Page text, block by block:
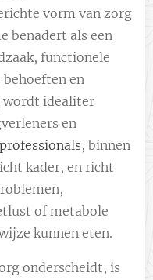
vorm van zorg
benadert als een
functionele
en
wordt idealiter
en
, binnen
kader, en richt
of metabole
kunnen eten.
onderscheidt, is